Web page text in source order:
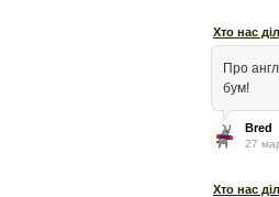
Хто нас
Про
бум!
Bred
27
Хто нас